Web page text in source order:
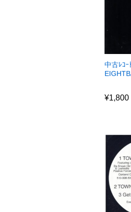
中古ﾚｺｰ
¥1,800